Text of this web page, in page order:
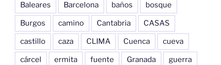
Baleares Barcelona baños bosque
Burgos camino Cantabria CASAS
castillo caza CLIMA Cuenca cueva
cárcel ermita fuente Granada guerra